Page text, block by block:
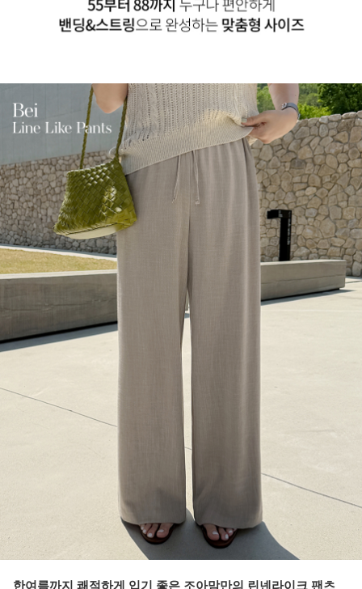
한여름까지 쾌적하게 입기 좋은 조아맘만의 린넨라이크 팬츠